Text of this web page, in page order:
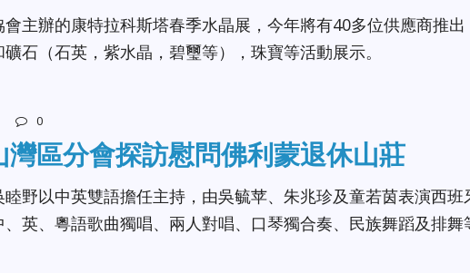
主辦的康特拉科斯塔春季水晶展，今年將有40多位供應商推出
石（石英，紫水晶，碧璽等），珠寶等活動展示。
0
區分會探訪慰問佛利蒙退休山莊
野以中英雙語擔任主持，由吳毓苹、朱兆珍及童若茵表演西班
英、粵語歌曲獨唱、兩人對唱、口琴獨合奏、民族舞蹈及排舞